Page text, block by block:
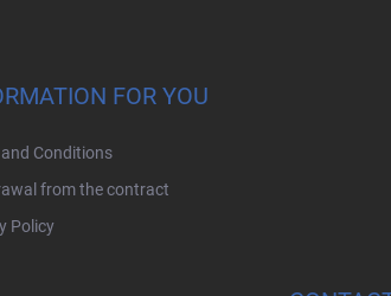
FOR YOU
Conditions
from the contract
Policy